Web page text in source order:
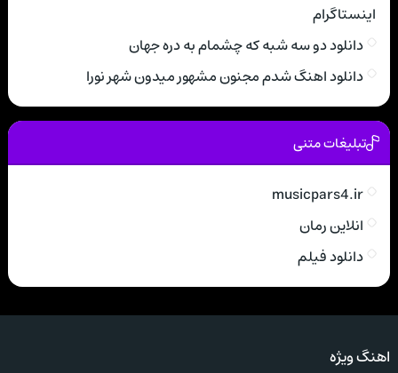
اینستاگرام
دانلود دو سه شبه که چشمام به دره جهان
دانلود اهنگ شدم مجنون مشهور میدون شهر نورا
تبلیغات متنی
musicpars4.ir
انلاین رمان
دانلود فیلم
اهنگ ویژه